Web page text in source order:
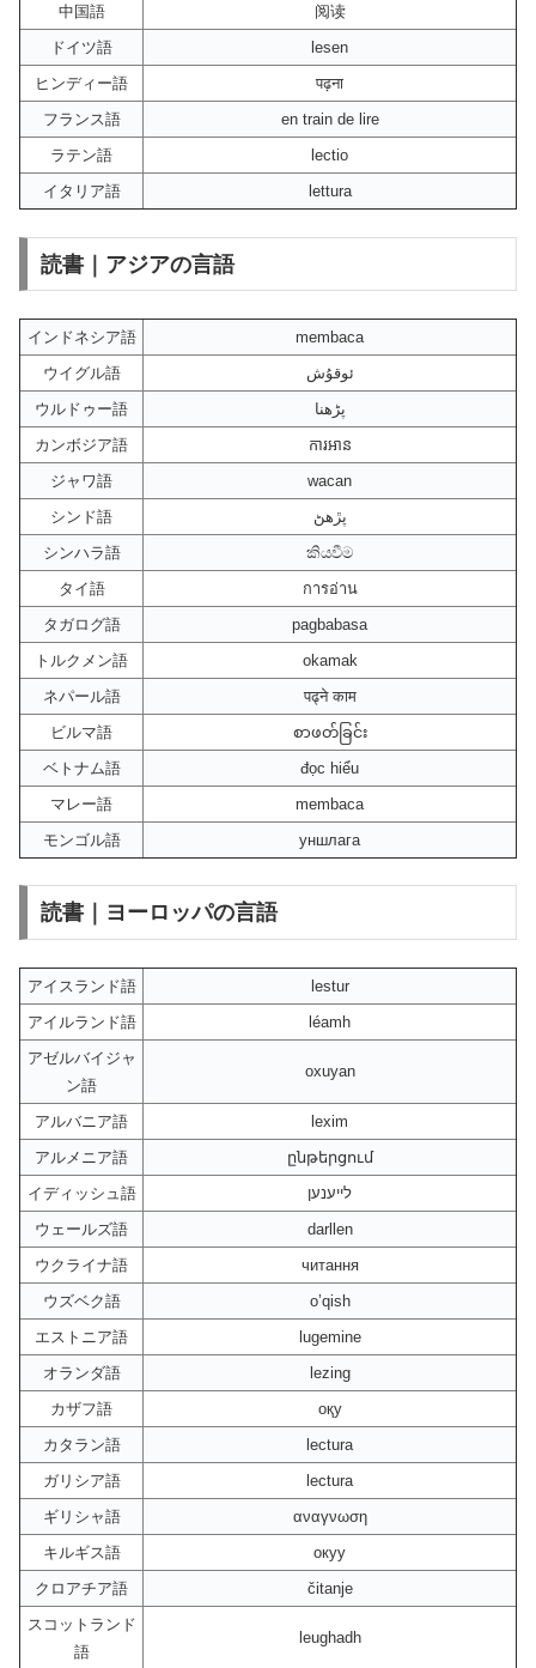
中国語
阅读
ドイツ語
lesen
ヒンディー語
पढ़ना
フランス語
en train de lire
ラテン語
lectio
イタリア語
lettura
読書｜アジアの言語
インドネシア語
membaca
ウイグル語
ئوقۇش
ウルドゥー語
پڑھنا
カンボジア語
ការអាន
ジャワ語
wacan
シンド語
پڙهڻ
シンハラ語
කියවීම
タイ語
การอ่าน
タガログ語
pagbabasa
トルクメン語
okamak
ネパール語
पढ्ने काम
ビルマ語
စာဖတ်ခြင်း
ベトナム語
đọc hiểu
マレー語
membaca
モンゴル語
уншлага
読書｜ヨーロッパの言語
アイスランド語
lestur
アイルランド語
léamh
アゼルバイジャ
ン語
oxuyan
アルバニア語
lexim
アルメニア語
ընթերցում
イディッシュ語
לייענען
ウェールズ語
darllen
ウクライナ語
читання
ウズベク語
o’qish
エストニア語
lugemine
オランダ語
lezing
カザフ語
оқу
カタラン語
lectura
ガリシア語
lectura
ギリシャ語
αναγνωση
キルギス語
окуу
クロアチア語
čitanje
スコットランド
語
leughadh